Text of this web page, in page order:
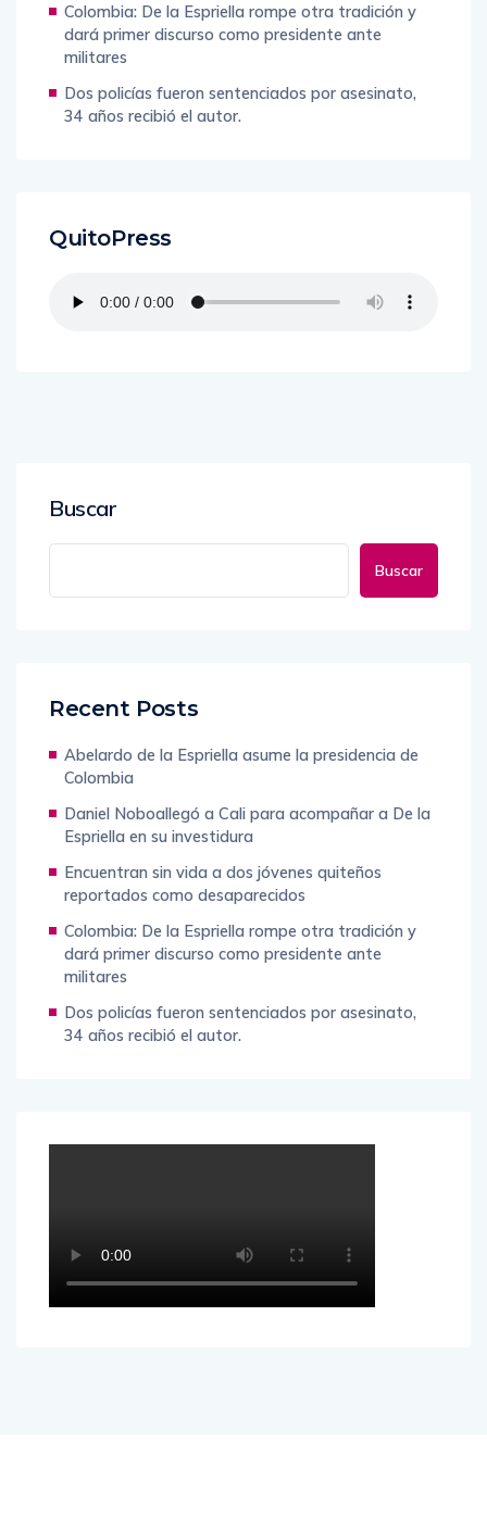
Colombia: De la Espriella rompe otra tradición y
dará primer discurso como presidente ante
militares
Dos policías fueron sentenciados por asesinato,
34 años recibió el autor.
QuitoPress
Buscar
Buscar
Recent Posts
Abelardo de la Espriella asume la presidencia de
Colombia
Daniel Noboallegó a Cali para acompañar a De la
Espriella en su investidura
Encuentran sin vida a dos jóvenes quiteños
reportados como desaparecidos
Colombia: De la Espriella rompe otra tradición y
dará primer discurso como presidente ante
militares
Dos policías fueron sentenciados por asesinato,
34 años recibió el autor.